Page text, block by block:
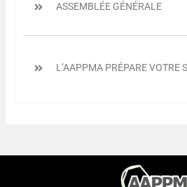
ASSEMBLÉE GÉNÉRALE
L’AAPPMA PRÉPARE VOTRE